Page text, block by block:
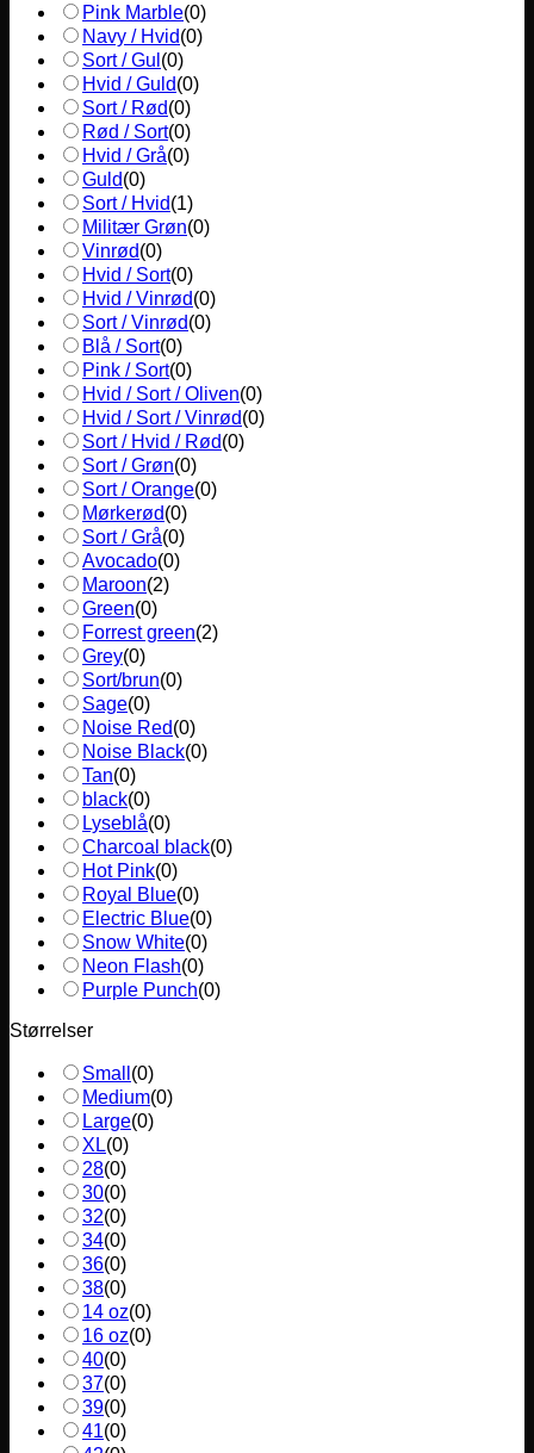
Pink Marble(0)
Navy / Hvid(0)
Sort / Gul (0)
Hvid / Guld(0)
Sort / Rød(0)
Rød / Sort(0)
Hvid / Grå(0)
Guld(0)
Sort / Hvid(1)
Militær Grøn(0)
Vinrød(0)
Hvid / Sort(0)
Hvid / Vinrød(0)
Sort / Vinrød(0)
Blå / Sort(0)
Pink / Sort(0)
Hvid / Sort / Oliven(0)
Hvid / Sort / Vinrød(0)
Sort / Hvid / Rød(0)
Sort / Grøn(0)
Sort / Orange(0)
Mørkerød(0)
Sort / Grå(0)
Avocado(0)
Maroon(2)
Green(0)
Forrest green(2)
Grey(0)
Sort/brun(0)
Sage(0)
Noise Red(0)
Noise Black(0)
Tan(0)
black(0)
Lyseblå(0)
Charcoal black(0)
Hot Pink(0)
Royal Blue(0)
Electric Blue(0)
Snow White(0)
Neon Flash(0)
Purple Punch(0)
Størrelser
Small (0)
Medium(0)
Large(0)
XL(0)
28(0)
30(0)
32(0)
34(0)
36(0)
38(0)
14 oz(0)
16 oz(0)
40(0)
37(0)
39(0)
41(0)